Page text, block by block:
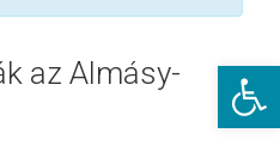
az Almásy-